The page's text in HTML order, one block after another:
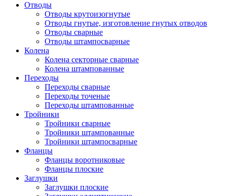
Отводы
Отводы крутоизогнутые
Отводы гнутые, изготовление гнутых отводов
Отводы сварные
Отводы штампосварные
Колена
Колена секторные сварные
Колена штампованные
Переходы
Переходы сварные
Переходы точеные
Переходы штампованные
Тройники
Тройники сварные
Тройники штампованные
Тройники штампосварные
Фланцы
Фланцы воротниковые
Фланцы плоские
Заглушки
Заглушки плоские